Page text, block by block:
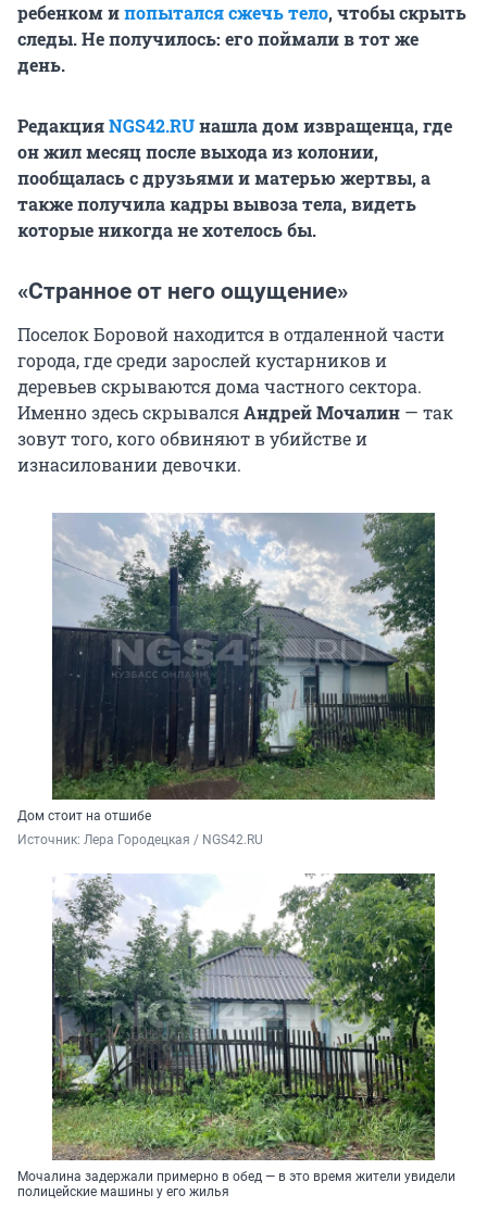
ребенком ипопытался сжечь тело, чтобы скрыть
следы. Не получилось: его поймали в тот же
день.
РедакцияNGS42.RUнашла дом извращенца, где
он жил месяц после выхода из колонии,
пообщалась с друзьями и матерью жертвы, а
также получила кадры вывоза тела, видеть
которые никогда не хотелось бы.
«Странное от него ощущение»
Поселок Боровой находится в отдаленной части
города, где среди зарослей кустарников и
деревьев скрываются дома частного сектора.
Именно здесь скрывалсяАндрей Мочалин — так
зовут того, кого обвиняют в убийстве и
изнасиловании девочки.
Дом стоит на отшибе
Источник: Лера Городецкая / NGS42.RU
Мочалина задержали примерно в обед — в это время жители увидели
полицейские машины у его жилья